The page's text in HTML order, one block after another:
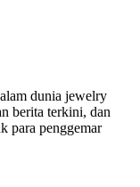
dunia jewelry
berita terkini, dan
para penggemar